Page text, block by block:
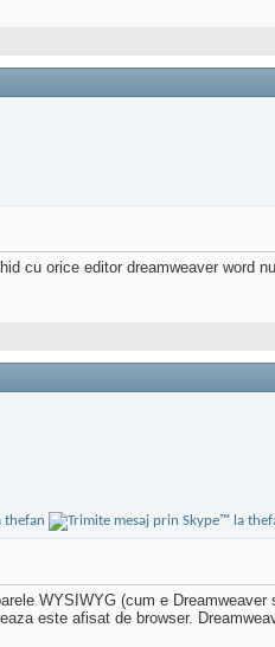
cu orice editor dreamweaver word
WYSIWYG (cum e
este afisat de browser.